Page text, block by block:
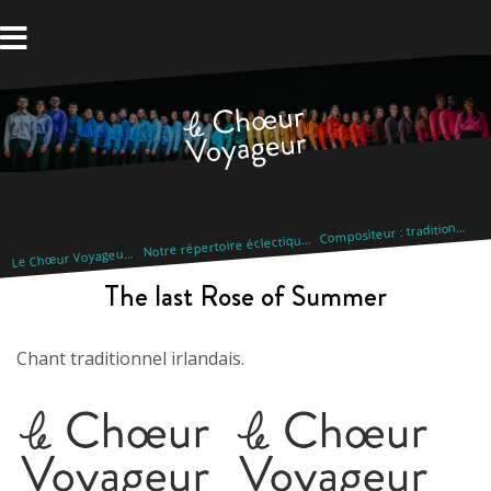
au
Le Chœur Voyageur N
otre répertoire éclectique C
ompositeur : traditionnel
The last Rose of Summer
Chant traditionnel irlandais.